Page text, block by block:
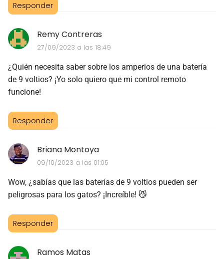
Responder
Remy Contreras
27/09/2023 a las 18:49
¿Quién necesita saber sobre los amperios de una batería
de 9 voltios? ¡Yo solo quiero que mi control remoto
funcione!
Responder
Briana Montoya
09/10/2023 a las 01:05
Wow, ¿sabías que las baterías de 9 voltios pueden ser
peligrosas para los gatos? ¡Increíble! 😼
Responder
Ramos Matas